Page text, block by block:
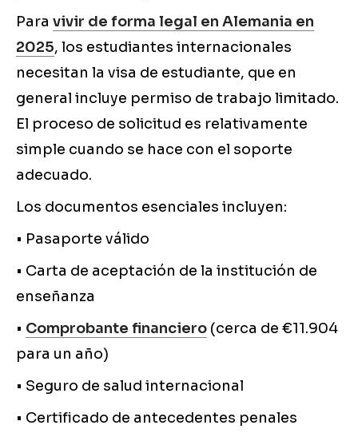
Para vivir de forma legal en Alemania en
2025, los estudiantes internacionales
necesitan la visa de estudiante, que en
general incluye permiso de trabajo limitado.
El proceso de solicitud es relativamente
simple cuando se hace con el soporte
adecuado.
Los documentos esenciales incluyen:
• Pasaporte válido
• Carta de aceptación de la institución de
enseñanza
• Comprobante financiero (cerca de €11.904
para un año)
• Seguro de salud internacional
• Certificado de antecedentes penales